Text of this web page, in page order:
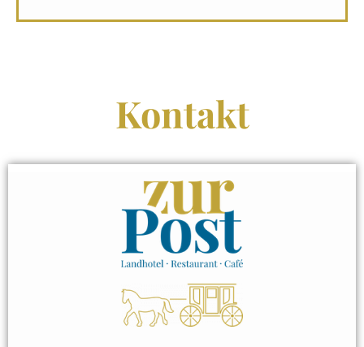
Kontakt